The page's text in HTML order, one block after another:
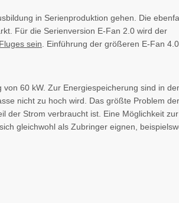
in Serienproduktion gehen. Die
Für die Serienversion E-Fan 2.0 wird der
sein. Einführung der größeren E-Fan
60 kW. Zur Energiespeicherung sind in
nicht zu hoch wird. Das größte Problem der
der Strom verbraucht ist. Eine Möglichkeit zur
gleichwohl als Zubringer eignen,